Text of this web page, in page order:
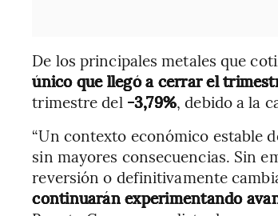
De los principales metales que
único que llegó a cerrar el
trimestre del -3,79%, debido a la
“Un contexto económico estable
sin mayores consecuencias. Sin
reversión o definitivamente
continuarán experimentando